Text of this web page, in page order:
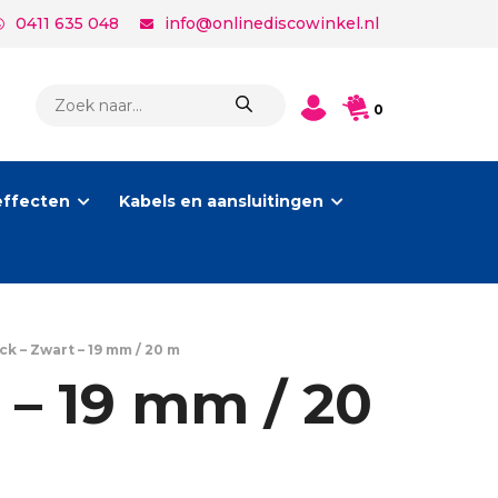
0411 635 048 info@onlinediscowinkel.nl
ZOEKEN
0
Kabels en aansluitingen
– Zwart – 19 mm / 20 m
19 mm / 20